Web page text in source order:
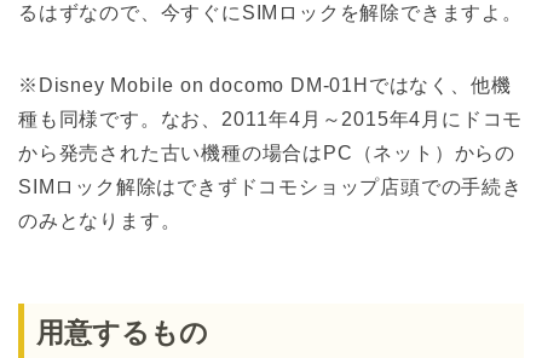
るはずなので、今すぐにSIMロックを解除できますよ。
※Disney Mobile on docomo DM-01Hではなく、他機
種も同様です。なお、2011年4月～2015年4月にドコモ
から発売された古い機種の場合はPC（ネット）からの
SIMロック解除はできずドコモショップ店頭での手続き
のみとなります。
用意するもの